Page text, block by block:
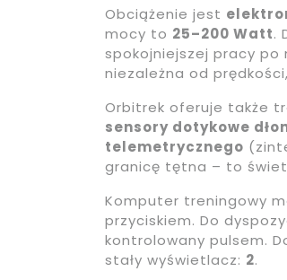
Obciążenie jest
mocy to 25–200 Watt.
spokojniejszej pracy
niezależna od
Orbitrek oferuje także
sensory dotykowe
telemetrycznego
granicę tętna – to
Komputer treningowy
przyciskiem. Do
kontrolowany pulsem.
stały wyświetlacz: 2.